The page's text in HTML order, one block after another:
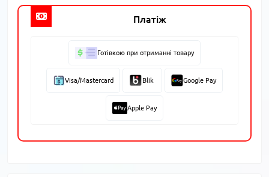
Платіж
Готівкою при отриманні товару
Visa/Mastercard Blik Google Pay
Apple Pay